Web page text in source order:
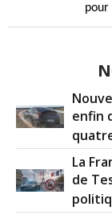
pour
enfin
La
de